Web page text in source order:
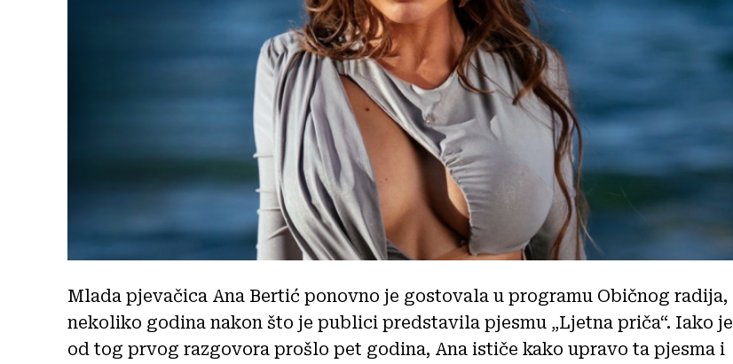
Mlada pjevačica Ana Bertić ponovno je gostovala u programu Običnog radija,
nekoliko godina nakon što je publici predstavila pjesmu „Ljetna priča“. Iako je
od tog prvog razgovora prošlo pet godina, Ana ističe kako upravo ta pjesma i